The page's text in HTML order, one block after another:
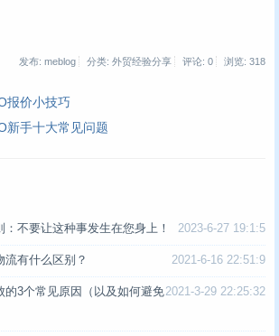
发布: meblog 分类: 外贸经验分享 评论: 0 浏览: 318
报价小技巧
新手十大常见问题
2023-6-27 19:1:5
不要让这种事发生在您身上！
2021-6-16 22:51:9
流有什么区别？
2021-3-29 22:25:32
的3个常见原因（以及如何避免